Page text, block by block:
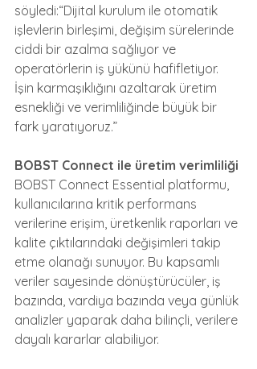
söyledi:“Dijital kurulum ile otomatik
işlevlerin birleşimi, değişim sürelerinde
ciddi bir azalma sağlıyor ve
operatörlerin iş yükünü hafifletiyor.
İşin karmaşıklığını azaltarak üretim
esnekliği ve verimliliğinde büyük bir
fark yaratıyoruz.”
BOBST Connect ile üretim verimliliği
BOBST Connect Essential platformu,
kullanıcılarına kritik performans
verilerine erişim, üretkenlik raporları ve
kalite çıktılarındaki değişimleri takip
etme olanağı sunuyor. Bu kapsamlı
veriler sayesinde dönüştürücüler, iş
bazında, vardiya bazında veya günlük
analizler yaparak daha bilinçli, verilere
dayalı kararlar alabiliyor.